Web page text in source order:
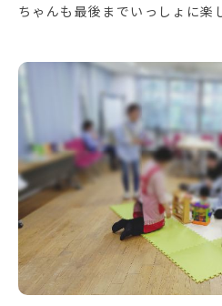
ちゃんも最後までいっしょに楽